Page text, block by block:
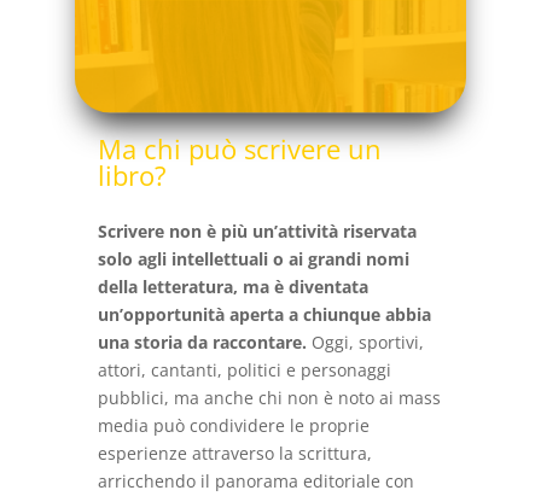
Ma chi può scrivere un
libro?
Scrivere non è più un’attività riservata
solo agli intellettuali o ai grandi nomi
della letteratura, ma è diventata
un’opportunità aperta a chiunque abbia
una storia da raccontare. Oggi, sportivi,
attori, cantanti, politici e personaggi
pubblici, ma anche chi non è noto ai mass
media può condividere le proprie
esperienze attraverso la scrittura,
arricchendo il panorama editoriale con